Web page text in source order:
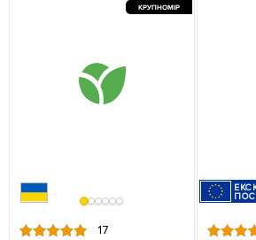
КРУПНОМІР
17